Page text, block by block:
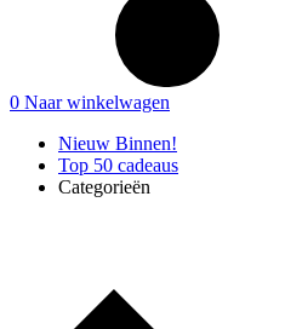
0 Naar winkelwagen
Nieuw Binnen!
Top 50 cadeaus
Categorieën